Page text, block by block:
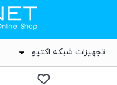
تجهیزات شبکه اکتیو